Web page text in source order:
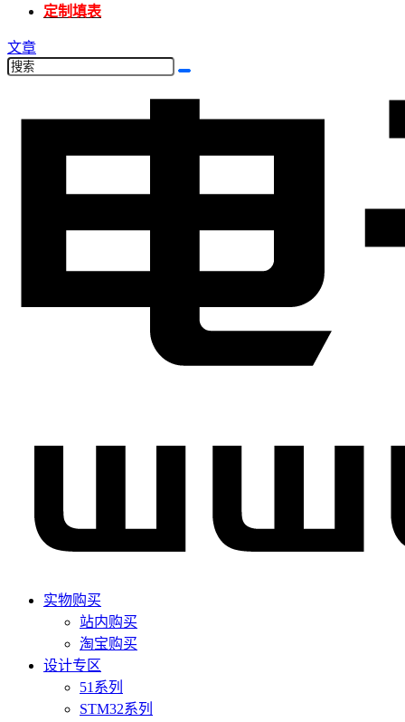
定制填表
文章
实物购买
站内购买
淘宝购买
设计专区
51系列
STM32系列